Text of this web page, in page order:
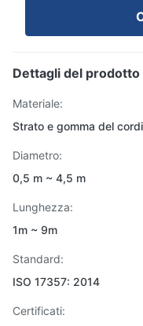
Dettagli del prodotto
Materiale:
Strato e gomma del
Diametro:
0,5 m ~ 4,5 m
Lunghezza:
1m ~ 9m
Standard:
ISO 17357: 2014
Certificati: